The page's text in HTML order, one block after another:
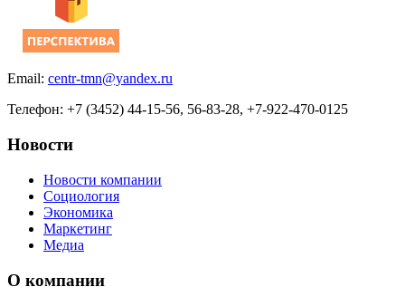
Email: centr-tmn@yandex.ru
Телефон: +7 (3452) 44-15-56, 56-83-28, +7-922-470-0125
Новости
Новости компании
Социология
Экономика
Маркетинг
Медиа
О компании